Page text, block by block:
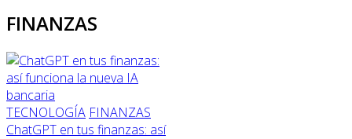
FINANZAS
TECNOLOGÍA FINANZAS
ChatGPT en tus finanzas: así